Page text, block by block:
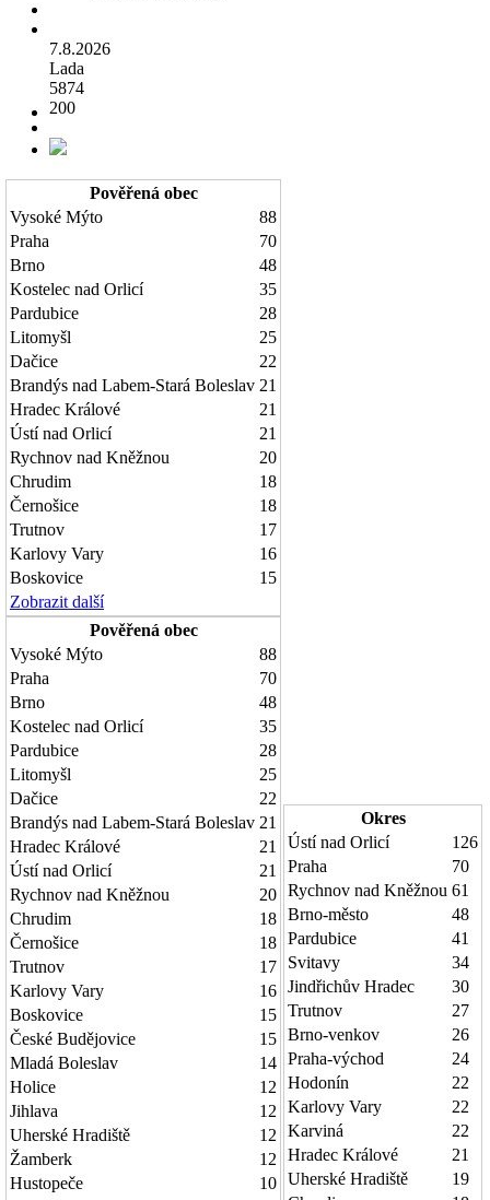
7.8.2026
Lada
5874
200
Pověřená obec
Vysoké Mýto
88
Praha
70
Brno
48
Kostelec nad Orlicí
35
Pardubice
28
Litomyšl
25
Dačice
22
Brandýs nad Labem-Stará Boleslav 21
Hradec Králové
21
Ústí nad Orlicí
21
Rychnov nad Kněžnou
20
Chrudim
18
Černošice
18
Trutnov
17
Karlovy Vary
16
Boskovice
15
Zobrazit další
Pověřená obec
Vysoké Mýto
88
Praha
70
Brno
48
Kostelec nad Orlicí
35
Pardubice
28
Litomyšl
25
Dačice
22
Brandýs nad Labem-Stará Boleslav 21
Hradec Králové
21
Ústí nad Orlicí
21
Rychnov nad Kněžnou
20
Chrudim
18
Černošice
18
Trutnov
17
Karlovy Vary
16
Boskovice
15
České Budějovice
15
Mladá Boleslav
14
Holice
12
Jihlava
12
Uherské Hradiště
12
Žamberk
12
Hustopeče
10
Okres
Ústí nad Orlicí
126
Praha
70
Rychnov nad Kněžnou 61
Brno-město
48
Pardubice
41
Svitavy
34
Jindřichův Hradec
30
Trutnov
27
Brno-venkov
26
Praha-východ
24
Hodonín
22
Karlovy Vary
22
Karviná
22
Hradec Králové
21
Uherské Hradiště
19